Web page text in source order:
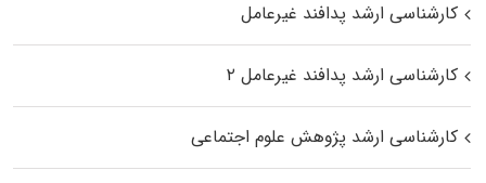
کارشناسی ارشد پدافند غیرعامل
کارشناسی ارشد پدافند غیرعامل ۲
کارشناسی ارشد پژوهش علوم اجتماعی